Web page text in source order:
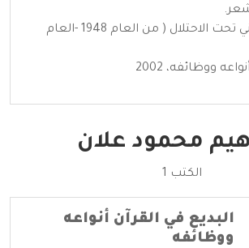
شعر.
الشعر الفلسطيني تحت الاحتلال ( من العام 1948 -العام
ووظائفه، 2002
محمود علان
الكتب 1
البديع في القرآن أنواعه
ووظائفه